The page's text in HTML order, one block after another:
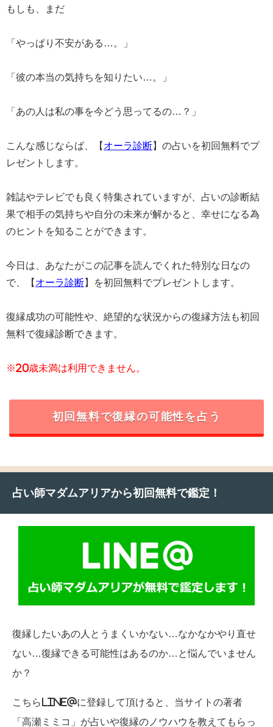
もしも、まだ
「やっぱり不安がある…。」
「彼の本当の気持ちを知りたい…。」
「あの人は私の事を今どう思ってるの…？」
こんな感じならば、【 オーラ診断】の占いを初回無料でプ
レゼントします。
雑誌やテレビでも良く特集されていますが、占いの診断結
果で相手の気持ちや自分の未来が解かると、幸せになる為
のヒントを知ることができます。
今日は、あなたがこの記事を読んでくれた特別な日なの
で、【 オーラ診断】を初回無料でプレゼントします。
復縁成功の可能性や、絶望的な状況からの復縁方法も初回
無料で復縁診断できます。
※20歳未満は利用できません。
初回無料で復縁の可能性を占う
占い師マダムアリアから初回無料で鑑定！
復縁したいあの人とうまくいかない…なかなかやり直せ
ない…復縁できる可能性はあるのか…と悩んでいません
か？
こちらLINE@に登録して頂けると、当サイトの著者
「高瀬ミミコ」が占いや復縁のノウハウを教えてもらっ